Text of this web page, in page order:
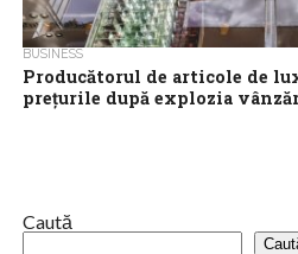
BUSINESS
Producătorul de articole de
preţurile după explozia
Caută